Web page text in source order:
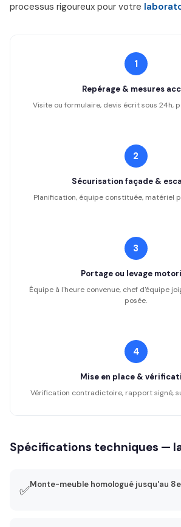
processus rigoureux pour votre
1
Repérage & mesures
Visite ou formulaire, devis écrit sous 24h,
2
Sécurisation façade &
Planification, équipe constituée, matériel
3
Portage ou levage
Équipe à l'heure convenue, chef d'équipe
posée.
4
Mise en place &
Vérification contradictoire, rapport signé,
Spécifications techniques —
✅Monte-meuble homologué jusqu'au 8e